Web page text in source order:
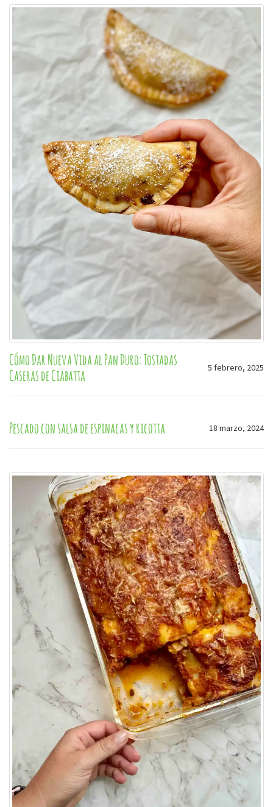
Cómo Dar Nueva Vida al Pan Duro: Tostadas
Caseras de Ciabatta
5 febrero, 2025
Pescado con salsa de espinacas y ricotta 18 marzo, 2024